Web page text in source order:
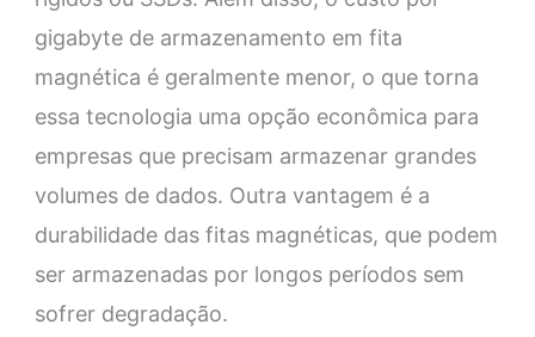
gigabyte de armazenamento em fita
magnética é geralmente menor, o que torna
essa tecnologia uma opção econômica para
empresas que precisam armazenar grandes
volumes de dados. Outra vantagem é a
durabilidade das fitas magnéticas, que podem
ser armazenadas por longos períodos sem
sofrer degradação.